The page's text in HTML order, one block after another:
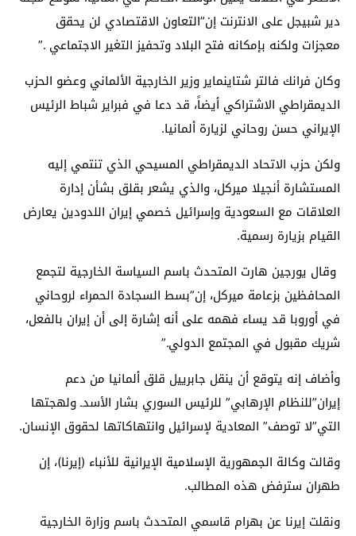
دير شبيجل على الانترنت إن”التعاون الاقتصادي لن يحقق
معجزات ولكنه بإمكانه فتح البلاد وتحفيز التغير الاجتماعي .”
وكان فرانك فالتر شتاينماير وزير الخارجية الألماني وعضو الحزب
الديمقراطي الاشتراكي أيضاً، قد دعا في فبراير شباط الرئيس
الإيراني حسن روحاني لزيارة ألمانيا.
ولكن حزب الاتحاد الديمقراطي المسيحي الذي تنتمي إليه
المستشارة أنجيلا ميركل، والذي يشعر بقلق بشأن إدارة
العلاقات مع السعودية وإسرائيل خصمي إيران اللدودين يعارض
القيام بزيارة رسمية.
وقال يورجين هارت المتحدث باسم السياسة الخارجية لتجمع
المحافظين بزعامة ميركل، إن”بسط السجادة الحمراء لروحاني
في أوروبا قد يساء فهمه على أنه إشارة إلى أن إيران بالفعل،
شريك مقبول في المجتمع الدولي.”
وأضاف إنه يتوقع أن ينقل جابرييل قلق ألمانيا من دعم
إيران”للنظام الإرهابي” للرئيس السوري بشار الأسدـ ولهجتها
التي”لا توصف” المعادية لإسرائيل وانتهاكاتها لحقوق الإنسان.
وقالت وكالة الجمهورية الإسلامية الإيرانية للأنباء (إيرنا)، إن
طهران سترفض هذه المطالب.
ونقلت إيرنا عن بهرام قاسمي المتحدث باسم وزارة الخارجية